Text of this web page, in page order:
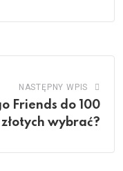
NASTĘPNY WPIS
Friends do 100
złotych wybrać?